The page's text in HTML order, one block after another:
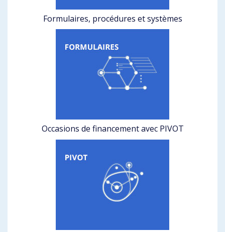
Formulaires, procédures et systèmes
Occasions de financement avec PIVOT